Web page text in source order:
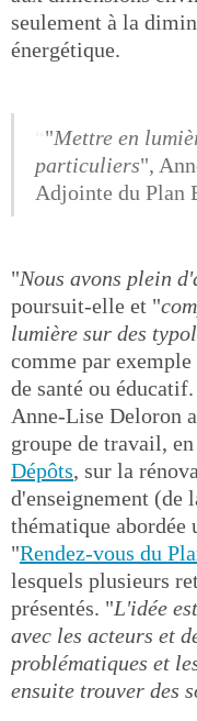
seulement à la
énergétique.
"Mettre en
particuliers",
Adjointe du Plan
"Nous avons plein
poursuit-elle et "
lumière sur des
comme par
de santé ou
Anne-Lise Deloron
groupe de travail,
Dépôts, sur la
d'enseignement (de
thématique abordée
"Rendez-vous du
lesquels plusieurs
présentés. "L'idée
avec les acteurs et
problématiques et
ensuite trouver des